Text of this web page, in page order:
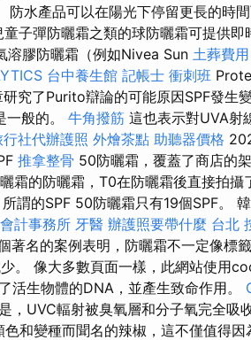
防水產品可以在陽光下停留更長的時
子彈防曬霜之類的球防曬霜可提供
溶膠防曬霜（例如Nivea Sun 土葬費用
台中養生館 記帳士 衝刺班
究了Purito辯論的可能原因SPF發生
般的。 牛角撥筋 這也表示對UVA射
行社代辦護照 外燴茶點 助聽器價格
推拿整骨 50防曬霜，覆蓋了商店的
霜的防曬霜，T0在防曬霜後直接拍
謂的SPF 50防曬霜只有19個SPF。
會計事務所 牙醫 辦護照要帶什麼 台北
著名的案例表明，防曬霜不一定像標
。 像大多數頁面一樣，此網站使用
活生物體的DNA，並產生致命作用。
，UVC輻射被臭氧層和分子氧完全吸
和變種而聞名的辣椒，這不僅值得因